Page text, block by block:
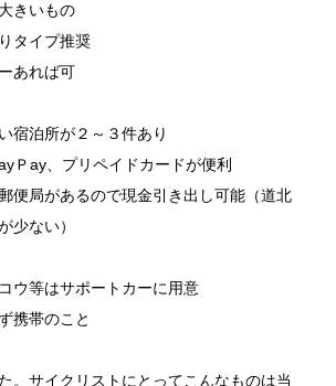
きいもの
タイプ推奨
あれば可
宿泊所が２～３件あり
Ｐay、プリペイドカードが便利
便局があるので現金引き出し可能（道北
少ない）
ウ等はサポートカーに用意
携帯のこと
。サイクリストにとってこんなものは当